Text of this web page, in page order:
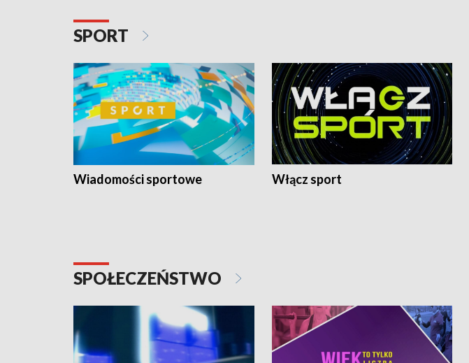
SPORT
Wiadomości sportowe Włącz sport
SPOŁECZEŃSTWO